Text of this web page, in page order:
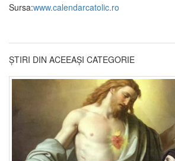
Sursa:www.calendarcatolic.ro
ȘTIRI DIN ACEEAȘI CATEGORIE